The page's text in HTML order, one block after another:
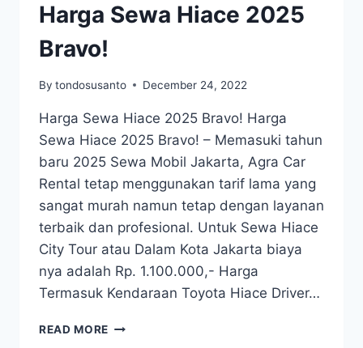
Harga Sewa Hiace 2025
Bravo!
By tondosusanto December 24, 2022
Harga Sewa Hiace 2025 Bravo! Harga
Sewa Hiace 2025 Bravo! – Memasuki tahun
baru 2025 Sewa Mobil Jakarta, Agra Car
Rental tetap menggunakan tarif lama yang
sangat murah namun tetap dengan layanan
terbaik dan profesional. Untuk Sewa Hiace
City Tour atau Dalam Kota Jakarta biaya
nya adalah Rp. 1.100.000,- Harga
Termasuk Kendaraan Toyota Hiace Driver…
READ MORE HARGA